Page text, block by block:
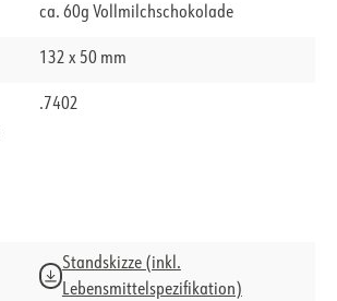
ca. 60g Vollmilchschokolade
132 x 50 mm
.7402
Standskizze (inkl.
Lebensmittelspezifikation)